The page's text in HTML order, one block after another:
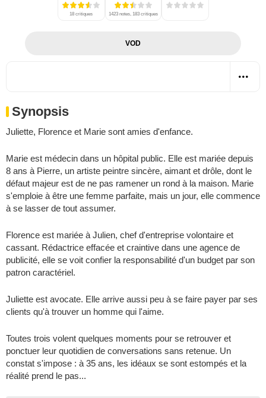
18 critiques 1423 notes, 183 critiques
VOD
Synopsis
Juliette, Florence et Marie sont amies d'enfance.
Marie est médecin dans un hôpital public. Elle est mariée depuis
8 ans à Pierre, un artiste peintre sincère, aimant et drôle, dont le
défaut majeur est de ne pas ramener un rond à la maison. Marie
s'emploie à être une femme parfaite, mais un jour, elle commence
à se lasser de tout assumer.
Florence est mariée à Julien, chef d'entreprise volontaire et
cassant. Rédactrice effacée et craintive dans une agence de
publicité, elle se voit confier la responsabilité d'un budget par son
patron caractériel.
Juliette est avocate. Elle arrive aussi peu à se faire payer par ses
clients qu'à trouver un homme qui l'aime.
Toutes trois volent quelques moments pour se retrouver et
ponctuer leur quotidien de conversations sans retenue. Un
constat s'impose : à 35 ans, les idéaux se sont estompés et la
réalité prend le pas...